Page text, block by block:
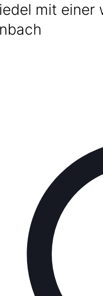
mit einer